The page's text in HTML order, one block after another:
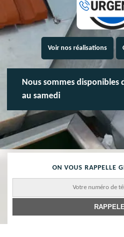
Voir nos réalisations
Nous sommes disponibles
au samedi
ON VOUS RAPPELLE